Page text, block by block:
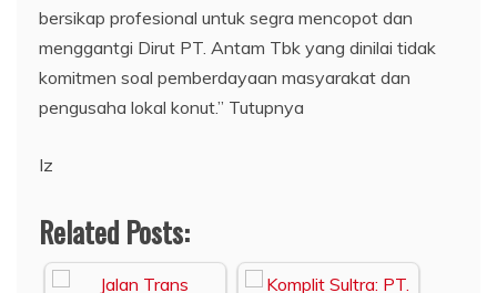
bersikap profesional untuk segra mencopot dan
menggantgi Dirut PT. Antam Tbk yang dinilai tidak
komitmen soal pemberdayaan masyarakat dan
pengusaha lokal konut.” Tutupnya
Iz
Related Posts: